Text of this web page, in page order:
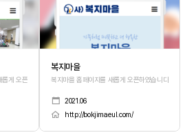
롭게 오픈하였습니다.
복지마을
복지마을 홈페이지를 새롭게 오픈하였습니다.
2021.06
http://bokjimaeul.com/